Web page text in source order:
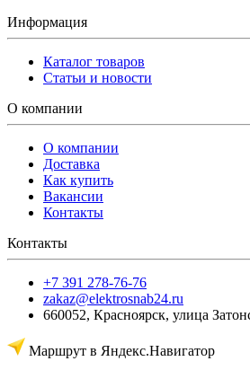
Информация
Каталог товаров
Статьи и новости
О компании
О компании
Доставка
Как купить
Вакансии
Контакты
Контакты
+7 391 278-76-76
zakaz@elektrosnab24.ru
660052, Красноярск, улица
Маршрут в Яндекс.Навигатор